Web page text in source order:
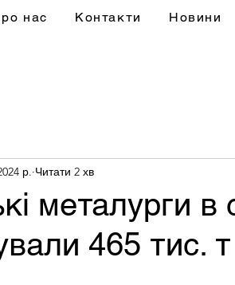
нас Контакти Новини
металурги в
465 тис.
р. Читати 2 хв